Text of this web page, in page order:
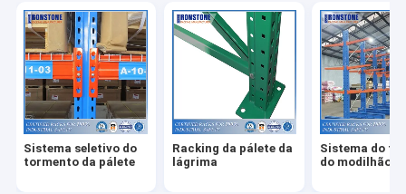
Módulos da picareta do armazém
Fio Mesh Products
Produtos da segurança da cremalheira
Radares de fiscalização aérea que submetem o sistema
Sistema seletivo do
tormento da pálete
Racking da pálete da
lágrima
Sistema do
do modilhão